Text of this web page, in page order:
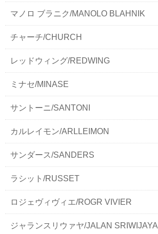
マノロ ブラニク/MANOLO BLAHNIK
チャーチ/CHURCH
レッドウィング/REDWING
ミナセ/MINASE
サントーニ/SANTONI
カルレイモン/ARLLEIMON
サンダース/SANDERS
ラシット/RUSSET
ロジェヴィヴィエ/ROGR VIVIER
ジャランスリウァヤ/JALAN SRIWIJAYA